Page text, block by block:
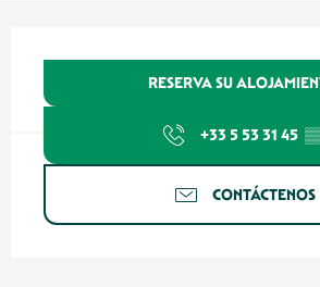
RESERVA SU
+33 5 53 31 45
CONTÁCTENOS